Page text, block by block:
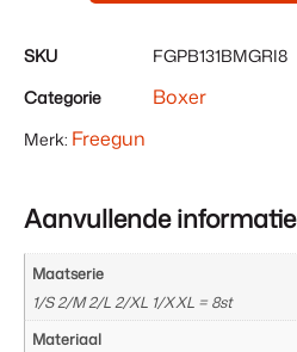
SKU
FGPB131BMGRI8
Categorie
Boxer
Merk: Freegun
Aanvullende informatie
Maatserie
1/S 2/M 2/L 2/XL 1/XXL = 8st
Materiaal